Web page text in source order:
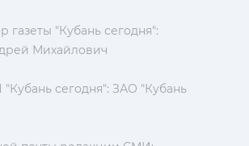
газеты "Кубань сегодня":
Михайлович
сегодня": ЗАО "Кубань